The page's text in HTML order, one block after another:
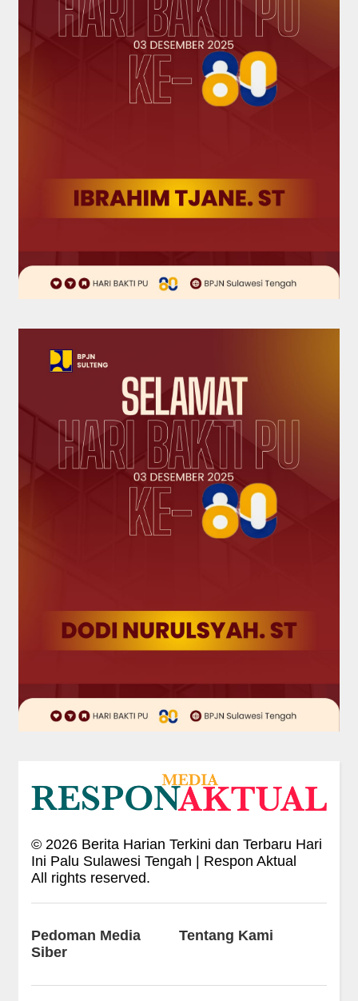
© 2026Berita Harian Terkini dan Terbaru Hari
Ini Palu Sulawesi Tengah | Respon Aktual
All rights reserved.
Pedoman Media
Siber
Tentang Kami